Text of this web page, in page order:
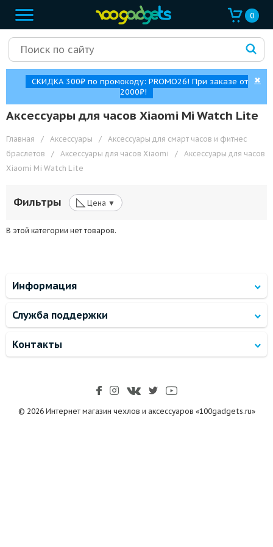
0
СКИДКА 300₽ по промокоду: PROMO26! При заказе от
2000₽!
✖
Аксессуары для часов Xiaomi Mi Watch Lite
Главная / Аксессуары /
Аксессуары для смарт часов и фитнес
браслетов
/ Аксессуары для часов Xiaomi /
Аксессуары для часов
Xiaomi Mi Watch Lite
Фильтры ◺ Цена ▼
В этой категории нет товаров.
Информация
Служба поддержки
Контакты
© 2026 Интернет магазин чехлов и аксессуаров «100gadgets.ru»